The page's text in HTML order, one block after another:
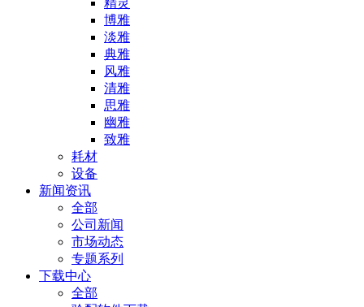
精灵
博雅
淡雅
典雅
风雅
清雅
思雅
幽雅
致雅
耗材
设备
新闻资讯
全部
公司新闻
市场动态
专题系列
下载中心
全部